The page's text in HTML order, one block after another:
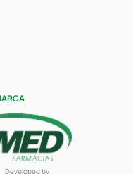
Developed by